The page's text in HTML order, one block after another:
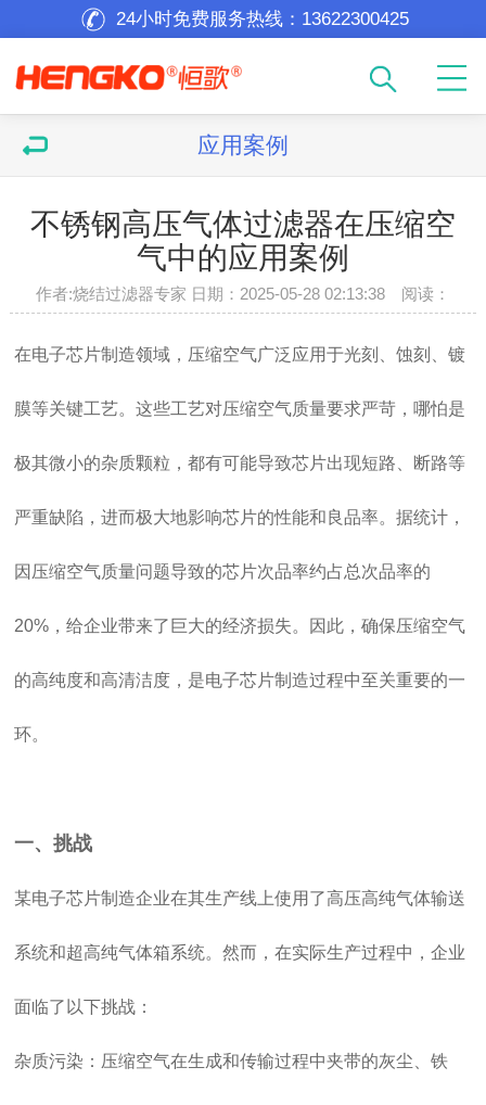
24小时免费服务热线： 13622300425
应用案例
不锈钢高压气体过滤器在压缩空
气中的应用案例
作者:烧结过滤器专家 日期：2025-05-28 02:13:38 阅读：
在电子芯片制造领域，压缩空气广泛应用于光刻、蚀刻、镀
膜等关键工艺。这些工艺对压缩空气质量要求严苛，哪怕是
极其微小的杂质颗粒，都有可能导致芯片出现短路、断路等
严重缺陷，进而极大地影响芯片的性能和良品率。据统计，
因压缩空气质量问题导致的芯片次品率约占总次品率的
20%，给企业带来了巨大的经济损失。因此，确保压缩空气
的高纯度和高清洁度，是电子芯片制造过程中至关重要的一
环。
一、挑战
某电子芯片制造企业在其生产线上使用了高压高纯气体输送
系统和超高纯气体箱系统。然而，在实际生产过程中，企业
面临了以下挑战：
杂质污染：压缩空气在生成和传输过程中夹带的灰尘、铁